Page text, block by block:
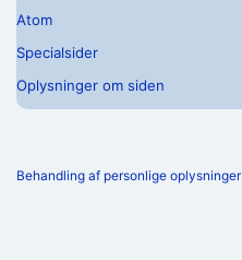
Atom
Specialsider
Oplysninger om siden
Behandling af personlige oplysninger